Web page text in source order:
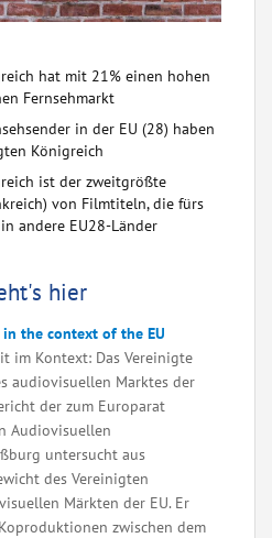
hat mit 21% einen hohen
Fernsehmarkt
in der EU (28) haben
Königreich
ist der zweitgrößte
von Filmtiteln, die fürs
andere EU28-Länder
hier
the context of the EU
im Kontext: Das Vereinigte
audiovisuellen Marktes der
der zum Europarat
Audiovisuellen
untersucht aus
des Vereinigten
Märkten der EU. Er
zwischen dem